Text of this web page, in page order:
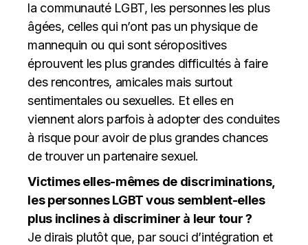
la communauté LGBT, les personnes les plus
âgées, celles qui n’ont pas un physique de
mannequin ou qui sont séropositives
éprouvent les plus grandes difficultés à faire
des rencontres, amicales mais surtout
sentimentales ou sexuelles. Et elles en
viennent alors parfois à adopter des conduites
à risque pour avoir de plus grandes chances
de trouver un partenaire sexuel.
Victimes elles-mêmes de discriminations,
les personnes LGBT vous semblent-elles
plus inclines à discriminer à leur tour ?
Je dirais plutôt que, par souci d’intégration et